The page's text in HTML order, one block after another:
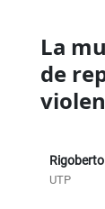
La
de
UTP